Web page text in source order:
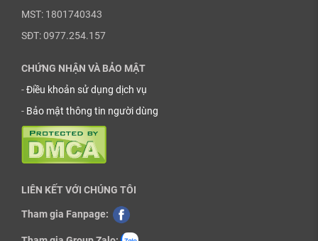
MST: 1801740343
SĐT: 0977.254.157
CHỨNG NHẬN VÀ BẢO MẬT
-Điều khoản sử dụng dịch vụ
- Bảo mật thông tin người dùng
LIÊN KẾT VỚI CHÚNG TÔI
Tham gia Fanpage: